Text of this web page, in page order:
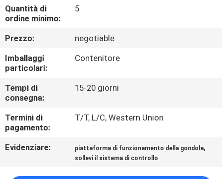
CONTROLLO
DI
QUALITÀ
CONTATTICI
RICHIEDA
UNA
Quantità di
ordine minimo:
5
Prezzo:
negotiable
Imballaggi
particolari:
Contenitore
Tempi di
consegna:
15-20 giorni
Termini di
pagamento:
T/T, L/C, Western Union
Evidenziare: piattaforma di funzionamento della gondola,
sollevi il sistema di controllo